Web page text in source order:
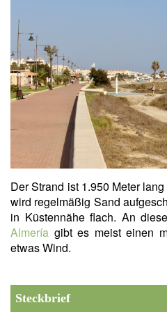
Der Strand ist 1.950 Meter
wird regelmäßig Sand
in Küstennähe flach. An
Almería gibt es meist einen
etwas Wind.
Steckbrief